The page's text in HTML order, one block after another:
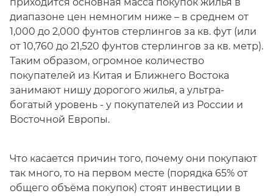
диапазоне цен немногим ниже – в среднем от
1,000 до 2,000 фунтов стерлингов за кв. фут (или
от 10,760 до 21,520 фунтов стерлингов за кв. метр).
Таким образом, огромное количество
покупателей из Китая и Ближнего Востока
занимают нишу дорогого жилья, а ультра-
богатый уровень - у покупателей из России и
Восточной Европы.
Что касается причин того, почему они покупают
так много, то на первом месте (порядка 65% от
общего объёма покупок) стоят инвестиции в